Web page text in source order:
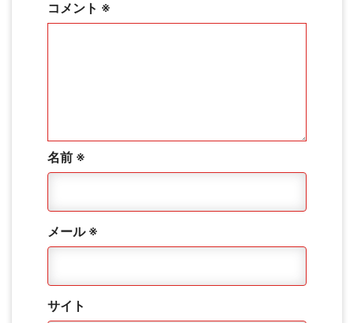
コメント ※
名前 ※
メール ※
サイト